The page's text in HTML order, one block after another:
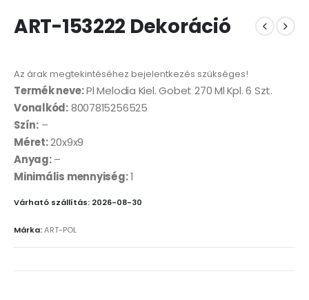
ART-153222 Dekoráció
Az árak megtekintéséhez bejelentkezés szükséges!
Termék neve:Pl Melodia Kiel. Gobet 270 Ml Kpl. 6 Szt.
Vonalkód:8007815256525
Szín:–
Méret:20x9x9
Anyag:–
Minimális mennyiség:1
Várható szállítás: 2026-08-30
Márka:ART-POL